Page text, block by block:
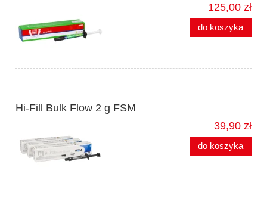
125,00 zł
do koszyka
Hi-Fill Bulk Flow 2 g FSM
39,90 zł
do koszyka